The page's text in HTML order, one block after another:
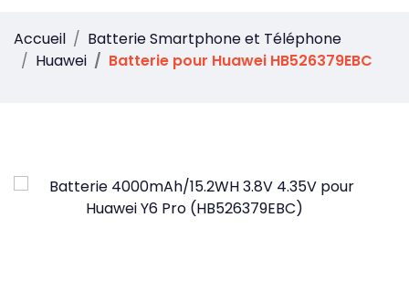
Accueil
Batterie Smartphone et Téléphone
Huawei
Batterie pour Huawei HB526379EBC